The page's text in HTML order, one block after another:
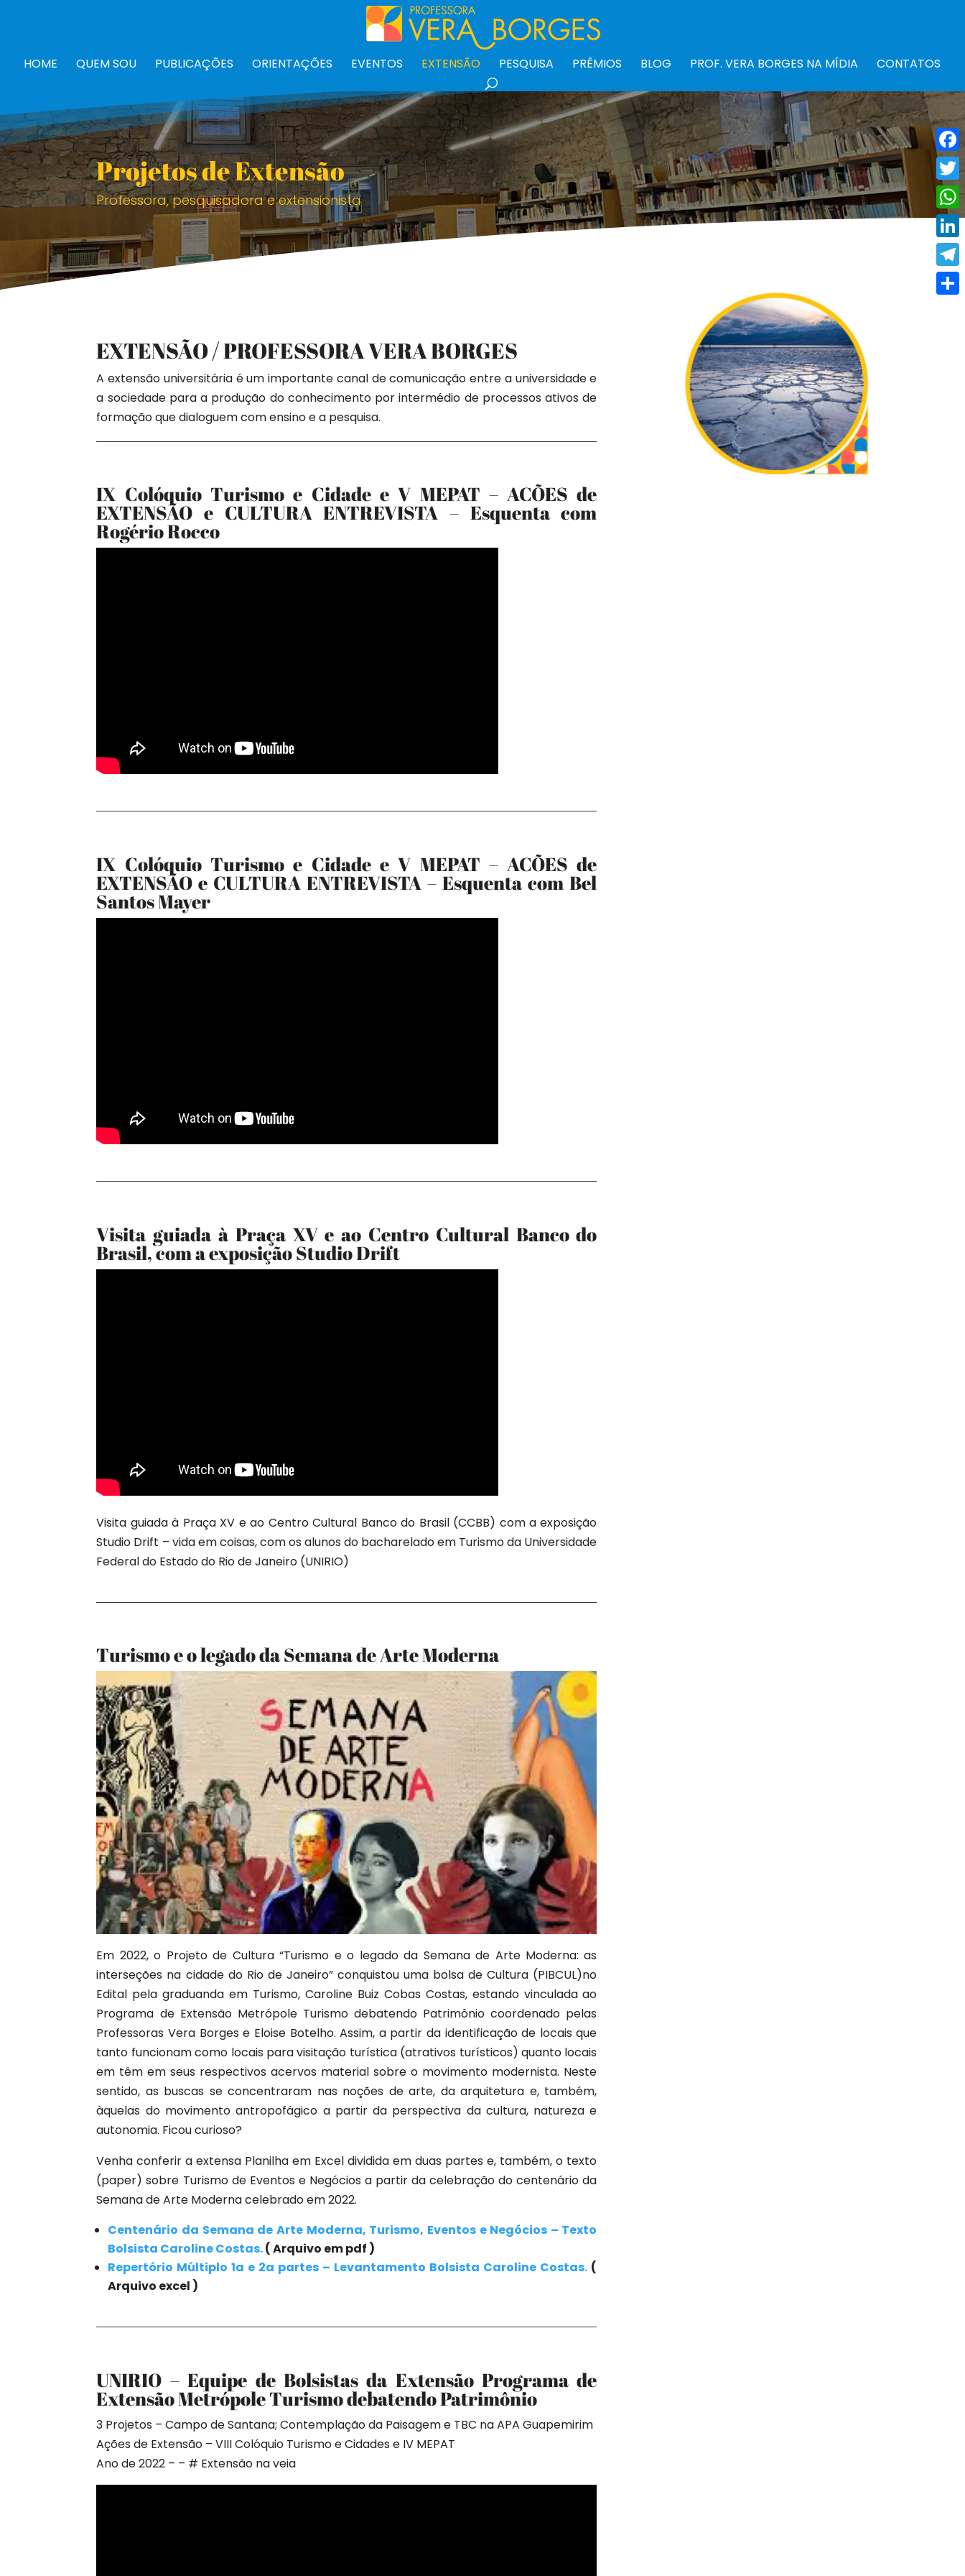
HOME QUEM SOU PUBLICAÇÕES ORIENTAÇÕES EVENTOS EXTENSÃO PESQUISA PRÊMIOS BLOG PROF. VERA BORGES NA MÍDIA CONTATOS
Projetos de Extensão
Professora, pesquisadora e extensionista
EXTENSÃO / PROFESSORA VERA BORGES
A extensão universitária é um importante canal de comunicação entre a universidade e
a sociedade para a produção do conhecimento por intermédio de processos ativos de
formação que dialoguem com ensino e a pesquisa.
IX Colóquio Turismo e Cidade e V MEPAT – ACÕES de
EXTENSÃO e CULTURA ENTREVISTA – Esquenta com
Rogério Rocco
IX Colóquio Turismo e Cidade e V MEPAT – ACÕES de
EXTENSÃO e CULTURA ENTREVISTA – Esquenta com Bel
Santos Mayer
Visita guiada à Praça XV e ao Centro Cultural Banco do
Brasil, com a exposição Studio Drift
Visita guiada à Praça XV e ao Centro Cultural Banco do Brasil (CCBB) com a exposição
Studio Drift – vida em coisas, com os alunos do bacharelado em Turismo da Universidade
Federal do Estado do Rio de Janeiro (UNIRIO)
Turismo e o legado da Semana de Arte Moderna
Em 2022, o Projeto de Cultura “Turismo e o legado da Semana de Arte Moderna: as
interseções na cidade do Rio de Janeiro” conquistou uma bolsa de Cultura (PIBCUL)no
Edital pela graduanda em Turismo, Caroline Buiz Cobas Costas, estando vinculada ao
Programa de Extensão Metrópole Turismo debatendo Patrimônio coordenado pelas
Professoras Vera Borges e Eloise Botelho. Assim, a partir da identificação de locais que
tanto funcionam como locais para visitação turística (atrativos turísticos) quanto locais
em têm em seus respectivos acervos material sobre o movimento modernista. Neste
sentido, as buscas se concentraram nas noções de arte, da arquitetura e, também,
àquelas do movimento antropofágico a partir da perspectiva da cultura, natureza e
autonomia. Ficou curioso?
Venha conferir a extensa Planilha em Excel dividida em duas partes e, também, o texto
(paper) sobre Turismo de Eventos e Negócios a partir da celebração do centenário da
Semana de Arte Moderna celebrado em 2022.
Centenário da Semana de Arte Moderna, Turismo, Eventos e Negócios – Texto
Bolsista Caroline Costas.( Arquivo em pdf )
Repertório Múltiplo 1a e 2a partes – Levantamento Bolsista Caroline Costas. (
Arquivo excel )
UNIRIO – Equipe de Bolsistas da Extensão Programa de
Extensão Metrópole Turismo debatendo Patrimônio
3 Projetos – Campo de Santana; Contemplação da Paisagem e TBC na APA Guapemirim
Ações de Extensão – VIII Colóquio Turismo e Cidades e IV MEPAT
Ano de 2022 – – # Extensão na veia